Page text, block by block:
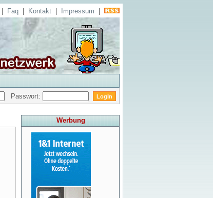
Faq Kontakt Impressum
Passwort:
Werbung